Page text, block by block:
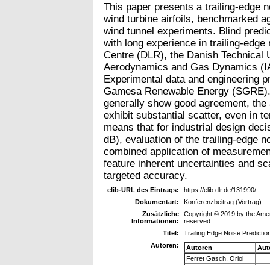
This paper presents a trailing-edge
wind turbine airfoils, benchmarked
wind tunnel experiments. Blind
with long experience in trailing-
Centre (DLR), the Danish
Aerodynamics and Gas Dynamics
Experimental data and engineering
Gamesa Renewable Energy
generally show good agreement,
exhibit substantial scatter, even in
means that for industrial design
dB), evaluation of the trailing-edge
combined application of
feature inherent uncertainties and
targeted accuracy.
elib-URL des Eintrags:
https://elib.dlr.de/131990/
Dokumentart:
Konferenzbeitrag (Vortrag)
Zusätzliche
Informationen:
Copyright © 2019 by the
reserved.
Titel:
Trailing Edge Noise
Autoren:
Autoren
Ferret Gasch, Oriol